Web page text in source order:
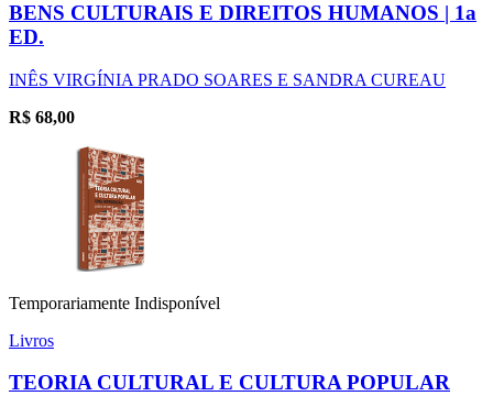
BENS CULTURAIS E DIREITOS HUMANOS | 1a
ED.
INÊS VIRGÍNIA PRADO SOARES E SANDRA CUREAU
R$ 68,00
Temporariamente Indisponível
Livros
TEORIA CULTURAL E CULTURA POPULAR